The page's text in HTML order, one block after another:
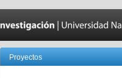
Proyectos